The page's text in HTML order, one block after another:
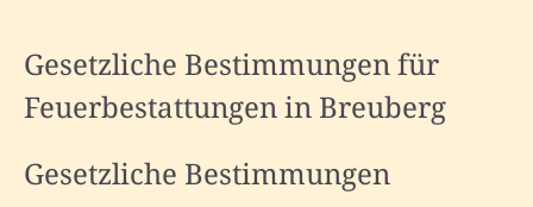
Gesetzliche Bestimmungen für
Feuerbestattungen in Breuberg
Gesetzliche Bestimmungen